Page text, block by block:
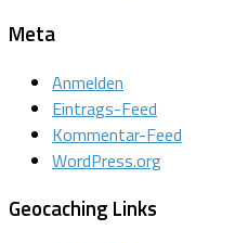
Meta
Anmelden
Eintrags-Feed
Kommentar-Feed
WordPress.org
Geocaching Links